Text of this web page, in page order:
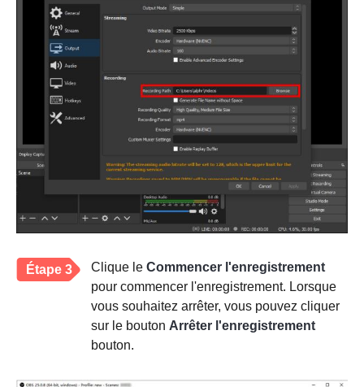
Étape 3 Clique le Commencer l'enregistrement
pour commencer l'enregistrement. Lorsque
vous souhaitez arrêter, vous pouvez cliquer
sur le bouton Arrêter l'enregistrement
bouton.